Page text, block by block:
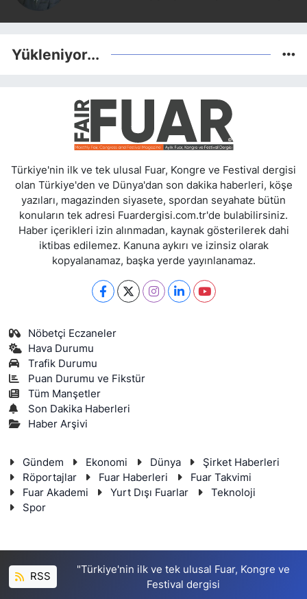
Yükleniyor...
Türkiye'nin ilk ve tek ulusal Fuar, Kongre ve Festival dergisi
olan Türkiye'den ve Dünya'dan son dakika haberleri, köşe
yazıları, magazinden siyasete, spordan seyahate bütün
konuların tek adresi Fuardergisi.com.tr'de bulabilirsiniz.
Haber içerikleri izin alınmadan, kaynak gösterilerek dahi
iktibas edilemez. Kanuna aykırı ve izinsiz olarak
kopyalanamaz, başka yerde yayınlanamaz.
Nöbetçi Eczaneler
Hava Durumu
Trafik Durumu
Puan Durumu ve Fikstür
Tüm Manşetler
Son Dakika Haberleri
Haber Arşivi
Gündem Ekonomi Dünya
Şirket Haberleri
Röportajlar
Fuar Haberleri
Fuar Takvimi
Fuar Akademi
Yurt Dışı Fuarlar
Teknoloji
Spor
RSS
"Türkiye'nin ilk ve tek ulusal Fuar, Kongre ve
Festival dergisi